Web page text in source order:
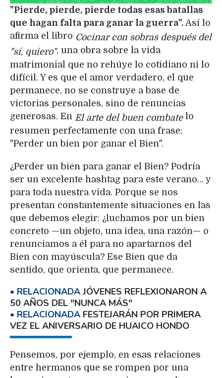
"Pierde, pierde, pierde todas esas batallas
que hagan falta para ganar la guerra". Así lo
afirma el libro Cocinar con sobras después del
"sí, quiero", una obra sobre la vida
matrimonial que no rehúye lo cotidiano ni lo
difícil. Y es que el amor verdadero, el que
permanece, no se construye a base de
victorias personales, sino de renuncias
generosas. En El arte del buen combatelo
resumen perfectamente con una frase:
"Perder un bien por ganar el Bien".
¿Perder un bien para ganar el Bien? Podría
ser un excelente hashtag para este verano… y
para toda nuestra vida. Porque se nos
presentan constantemente situaciones en las
que debemos elegir: ¿luchamos por un bien
concreto —un objeto, una idea, una razón— o
renunciamos a él para no apartarnos del
Bien con mayúscula? Ese Bien que da
sentido, que orienta, que permanece.
JÓVENES REFLEXIONARON A
50 AÑOS DEL "NUNCA MÁS"
FESTEJARÁN POR PRIMERA
VEZ EL ANIVERSARIO DE HUAICO HONDO
Pensemos, por ejemplo, en esas relaciones
entre hermanos que se rompen por una